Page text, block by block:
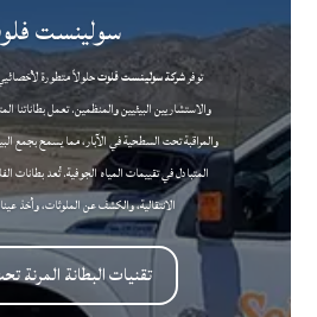
سولينست
توفرشركة سولينست فلوتحلولاً متطورة
والاستشاريين البيئيين والمنظمين. تعمل بطاناتنا
والمراقبة تحت السطحية في الآبار، مما يسمح بجمع
المتبادل في تقييمات المياه الجوفية. تُعد بطانات
الانتقالية، والكشف عن الملوثات، وأخذ
تقنيات البطانة المرنة